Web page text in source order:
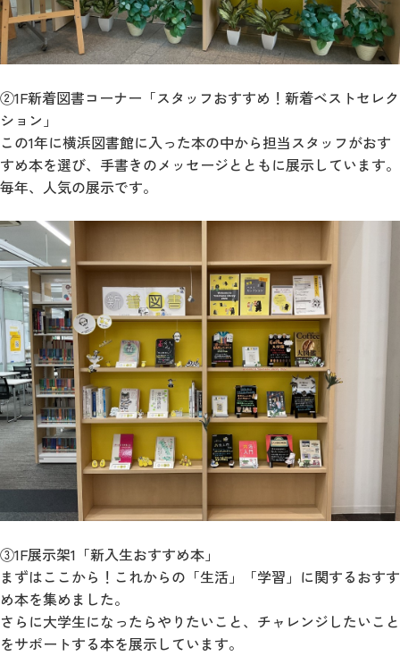
②1F新着図書コーナー「スタッフおすすめ！新着ベストセレク
ション」
この1年に横浜図書館に入った本の中から担当スタッフがおす
すめ本を選び、手書きのメッセージとともに展示しています。
毎年、人気の展示です。
③1F展示架1「新入生おすすめ本」
まずはここから！これからの「生活」「学習」に関するおすす
め本を集めました。
さらに大学生になったらやりたいこと、チャレンジしたいこと
をサポートする本を展示しています。